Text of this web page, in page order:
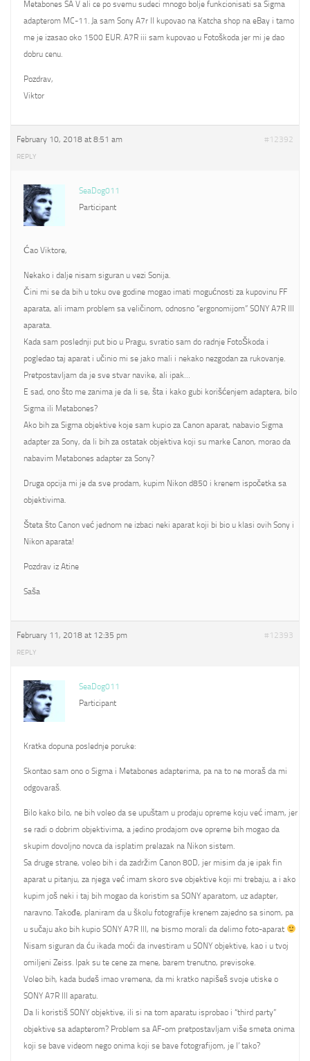
Metabones SA V ali ce po svemu sudeci mnogo bolje funkcionisati sa Sigma
adapterom MC-11. Ja sam Sony A7r II kupovao na Katcha shop na eBay i tamo
me je izasao oko 1500 EUR. A7R iii sam kupovao u Fotoškoda jer mi je dao
dobru cenu.
Pozdrav,
Viktor
February 10, 2018 at 8:51 am #12392
REPLY
SeaDog011
Participant
Ćao Viktore,
Nekako i dalje nisam siguran u vezi Sonija.
Čini mi se da bih u toku ove godine mogao imati mogućnosti za kupovinu FF
aparata, ali imam problem sa veličinom, odnosno “ergonomijom” SONY A7R III
aparata.
Kada sam poslednji put bio u Pragu, svratio sam do radnje FotoŠkoda i
pogledao taj aparat i učinio mi se jako mali i nekako nezgodan za rukovanje.
Pretpostavljam da je sve stvar navike, ali ipak…
E sad, ono što me zanima je da li se, šta i kako gubi korišćenjem adaptera, bilo
Sigma ili Metabones?
Ako bih za Sigma objektive koje sam kupio za Canon aparat, nabavio Sigma
adapter za Sony, da li bih za ostatak objektiva koji su marke Canon, morao da
nabavim Metabones adapter za Sony?
Druga opcija mi je da sve prodam, kupim Nikon d850 i krenem ispočetka sa
objektivima.
Šteta što Canon već jednom ne izbaci neki aparat koji bi bio u klasi ovih Sony i
Nikon aparata!
Pozdrav iz Atine
Saša
February 11, 2018 at 12:35 pm #12393
REPLY
SeaDog011
Participant
Kratka dopuna poslednje poruke:
Skontao sam ono o Sigma i Metabones adapterima, pa na to ne moraš da mi
odgovaraš.
Bilo kako bilo, ne bih voleo da se upuštam u prodaju opreme koju već imam, jer
se radi o dobrim objektivima, a jedino prodajom ove opreme bih mogao da
skupim dovoljno novca da isplatim prelazak na Nikon sistem.
Sa druge strane, voleo bih i da zadržim Canon 80D, jer misim da je ipak fin
aparat u pitanju, za njega već imam skoro sve objektive koji mi trebaju, a i ako
kupim još neki i taj bih mogao da koristim sa SONY aparatom, uz adapter,
naravno. Takođe, planiram da u školu fotografije krenem zajedno sa sinom, pa
u sučaju ako bih kupio SONY A7R III, ne bismo morali da delimo foto-aparat
Nisam siguran da ću ikada moći da investiram u SONY objektive, kao i u tvoj
omiljeni Zeiss. Ipak su te cene za mene, barem trenutno, previsoke.
Voleo bih, kada budeš imao vremena, da mi kratko napišeš svoje utiske o
SONY A7R III aparatu.
Da li koristiš SONY objektive, ili si na tom aparatu isprobao i “third party”
objektive sa adapterom? Problem sa AF-om pretpostavljam više smeta onima
koji se bave videom nego onima koji se bave fotografijom, je l’ tako?